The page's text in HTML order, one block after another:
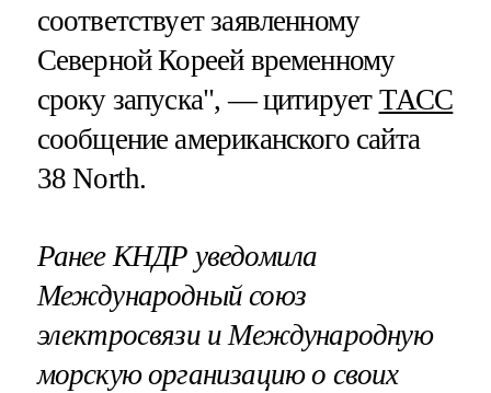
соответствует заявленному
Северной Кореей временному
сроку запуска", — цитирует ТАСС
сообщение американского сайта
38 North.
Ранее КНДР уведомила
Международный союз
электросвязи и Международную
морскую организацию о своих